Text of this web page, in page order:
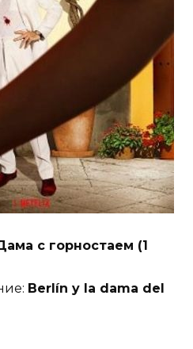
с горностаем (1
Berlín y la dama del